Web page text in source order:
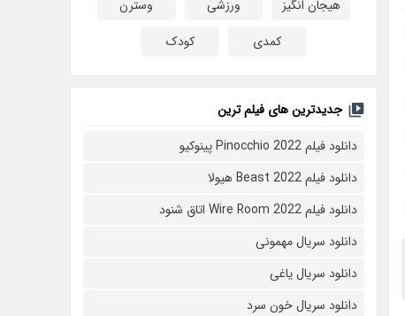
هیجان انگیز
ورزشی
وسترن
کمدی
کودک
جدیدترین های فیلم ترین
دانلود فیلم Pinocchio 2022 پینوکیو
دانلود فیلم Beast 2022 هیولا
دانلود فیلم Wire Room 2022 اتاق شنود
دانلود سریال مهمونی
دانلود سریال یاغی
دانلود سریال خون سرد